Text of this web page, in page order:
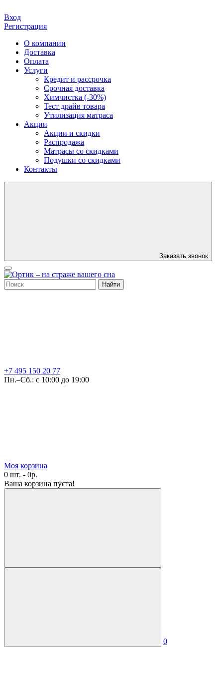
Вход
Регистрация
О компании
Доставка
Оплата
Услуги
Кредит и рассрочка
Срочная доставка
Химчистка (-30%)
Тест драйв товара
Утилизация матраса
Акции
Акции и скидки
Распродажа
Матрасы со скидками
Подушки со скидками
Контакты
Заказать звонок
Найти
+7 495 150 20 77
Пн.–Сб.: с 10:00 до 19:00
Моя корзина
0 шт. - 0р.
Ваша корзина пуста!
0